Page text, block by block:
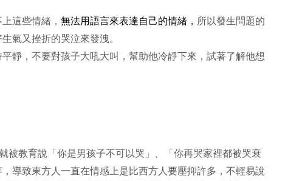
這些情緒， 無法用語言來表達自己的情緒， 所以發生問題的
氣又挫折的哭泣來發洩。
靜，不要對孩子大吼大叫，幫助他冷靜下來，試著了解他想
被教育說「你是男孩子不可以哭」、「你再哭家裡都被哭衰
導致東方人一直在情感上是比西方人要壓抑許多，不輕易說